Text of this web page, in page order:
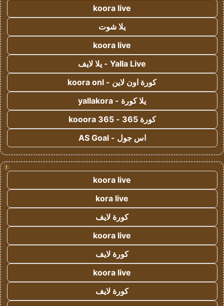
koora live
يلا شوت
koora live
Yalla Live - يلا لايف
كورة اون لاين - koora onl
يلا كورة - yallakora
كورة 365 - kooora 365
اس جول - AS Goal
!
koora live
kora live
كورة لايف
koora live
كورة لايف
koora live
كورة لايف